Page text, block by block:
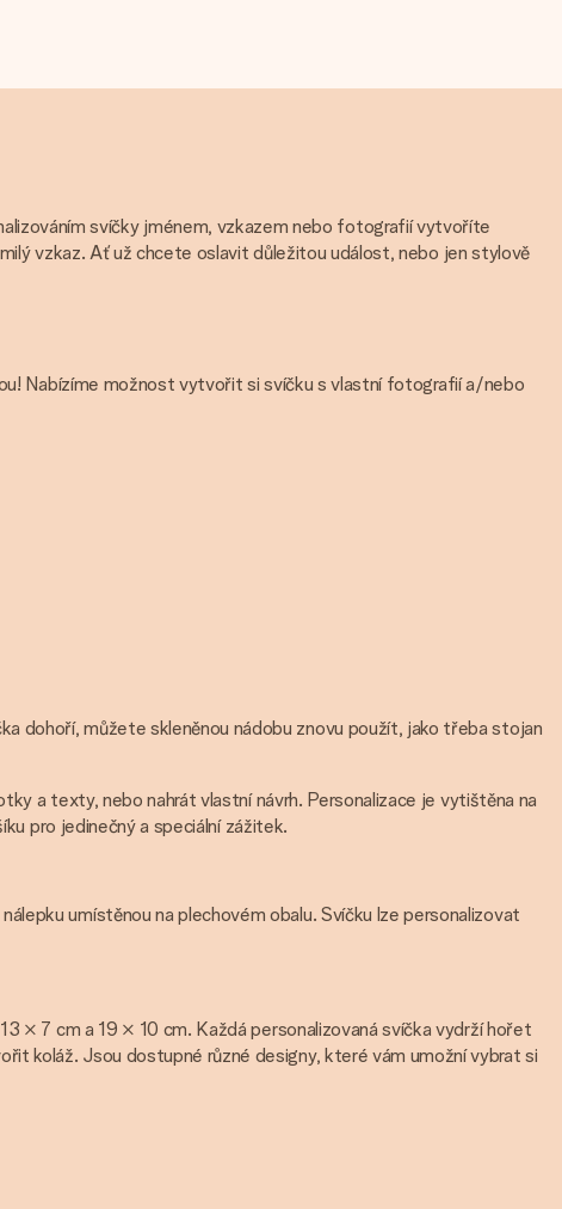
svíčky jménem, vzkazem nebo fotografií vytvoříte
vzkaz. Ať už chcete oslavit důležitou událost, nebo jen stylově
Nabízíme možnost vytvořit si svíčku s vlastní fotografií a/nebo
dohoří, můžete skleněnou nádobu znovu použít, jako třeba stojan
a texty, nebo nahrát vlastní návrh. Personalizace je vytištěna na
pro jedinečný a speciální zážitek.
umístěnou na plechovém obalu. Svíčku lze personalizovat
× 7 cm a 19 × 10 cm. Každá personalizovaná svíčka vydrží hořet
koláž. Jsou dostupné různé designy, které vám umožní vybrat si